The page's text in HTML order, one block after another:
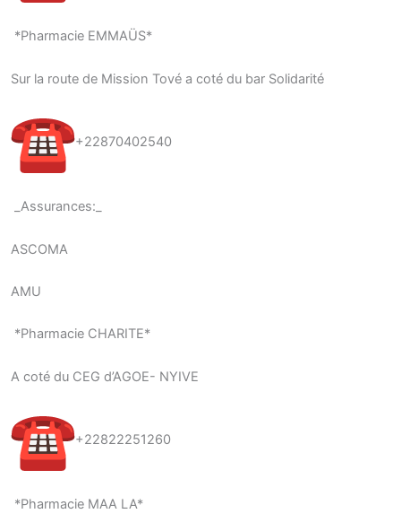
*Pharmacie EMMAÜS*
Sur la route de Mission Tové a coté du bar Solidarité
+22870402540
_Assurances:_
ASCOMA
AMU
*Pharmacie CHARITE*
A coté du CEG d’AGOE- NYIVE
+22822251260
*Pharmacie MAA LA*